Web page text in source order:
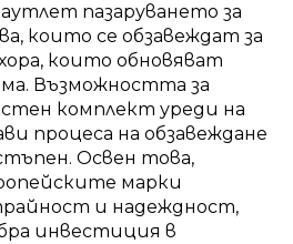
пазаруването за
които се обзавеждат за
които обновяват
Възможността за
комплект уреди на
процеса на обзавеждане
Освен това,
марки
и надеждност,
инвестиция в